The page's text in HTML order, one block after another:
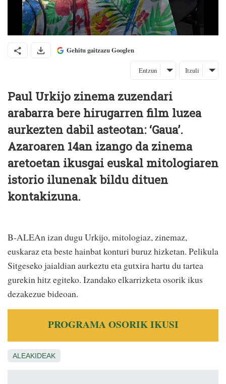
Gehitu gaitzazu Googlen
Entzun Itzuli
Paul Urkijo zinema zuzendari
arabarra bere hirugarren film luzea
aurkezten dabil asteotan: ‘Gaua’.
Azaroaren 14an izango da zinema
aretoetan ikusgai euskal mitologiaren
istorio ilunenak bildu dituen
kontakizuna.
B-ALEAn izan dugu Urkijo, mitologiaz, zinemaz,
euskaraz eta beste hainbat konturi buruz hizketan. Pelikula
Sitgeseko jaialdian aurkeztu eta gutxira hartu du tartea
gurekin hitz egiteko. Izandako elkarrizketa osorik ikus
dezakezue bideoan.
PROGRAMA OSORIK IKUSI
ALEAKIDEAK